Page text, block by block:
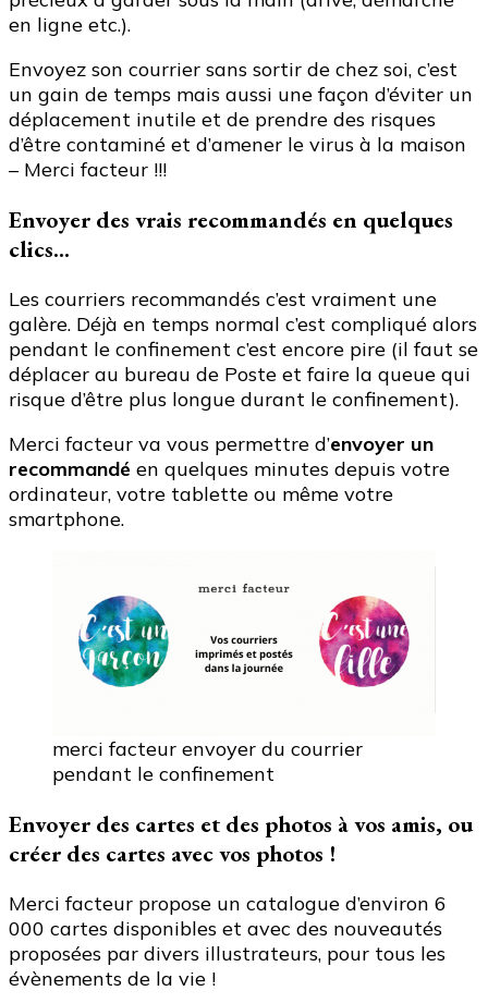
en ligne etc.).
Envoyez son courrier sans sortir de chez soi, c’est
un gain de temps mais aussi une façon d’éviter un
déplacement inutile et de prendre des risques
d’être contaminé et d’amener le virus à la maison
– Merci facteur !!!
Envoyer des vrais recommandés en quelques
clics…
Les courriers recommandés c’est vraiment une
galère. Déjà en temps normal c’est compliqué alors
pendant le confinement c’est encore pire (il faut se
déplacer au bureau de Poste et faire la queue qui
risque d’être plus longue durant le confinement).
Merci facteur va vous permettre d’envoyer un
recommandé en quelques minutes depuis votre
ordinateur, votre tablette ou même votre
smartphone.
merci facteur envoyer du courrier
pendant le confinement
Envoyer des cartes et des photos à vos amis, ou
créer des cartes avec vos photos !
Merci facteur propose un catalogue d’environ 6
000 cartes disponibles et avec des nouveautés
proposées par divers illustrateurs, pour tous les
évènements de la vie !